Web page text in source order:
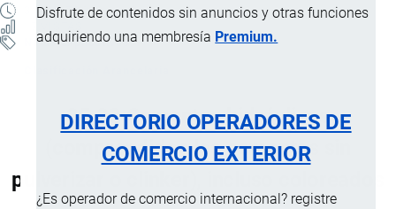
Disfrute de contenidos sin anuncios y otras funciones
adquiriendo una membresía Premium.
DIRECTORIO OPERADORES DE
COMERCIO EXTERIOR
¿Es operador de comercio internacional? registre
3 MINUTOS
Notas Explicativas
25.23 Cementos hidráulicos
(comprendidos los cementos sin
pulverizar o clinker), incluso coloreados